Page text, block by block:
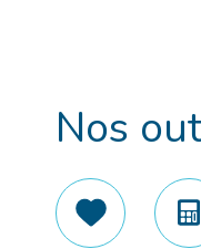
Nos